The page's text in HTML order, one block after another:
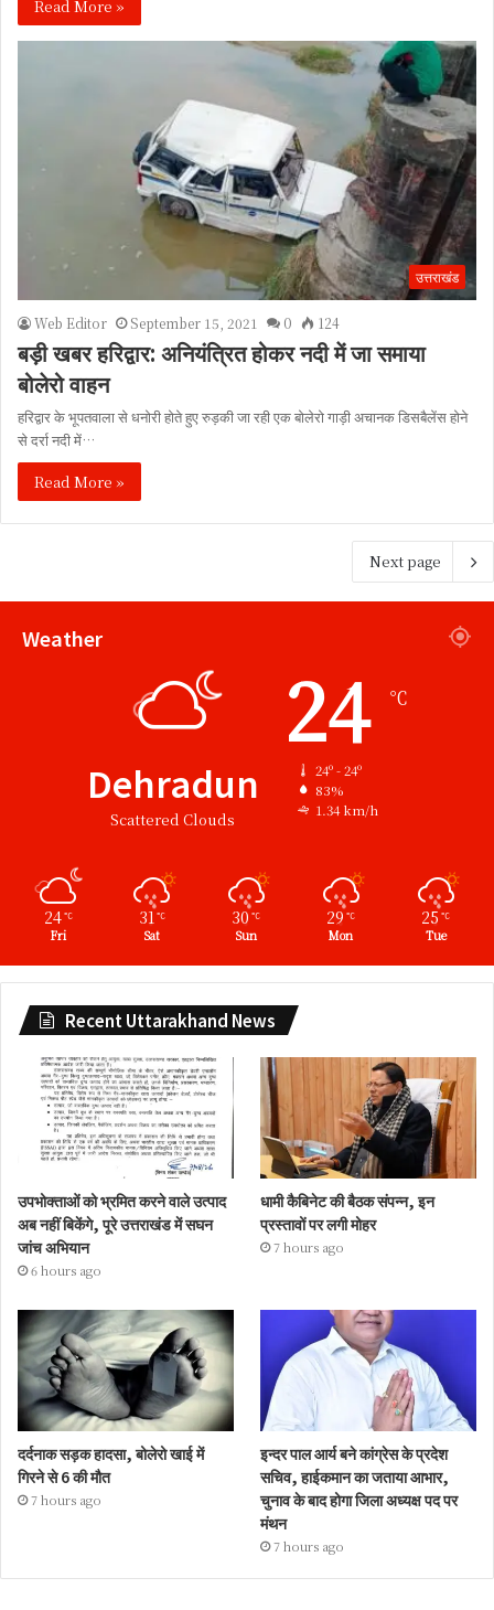
Read More »
उत्तराखंड
Web Editor September 15, 2021 0 124
बड़ी खबर हरिद्वार: अनियंत्रित होकर नदी में जा समाया
बोलेरो वाहन
हरिद्वार के भूपतवाला से धनोरी होते हुए रुड़की जा रही एक बोलेरो गाड़ी अचानक डिसबैलेंस होने
से दर्रा नदी में…
Read More »
Next page
Weather
Dehradun
Scattered Clouds
24 ℃
24º - 24º
83%
1.34 km/h
24 ℃
Fri
31 ℃
Sat
30℃
Sun
29℃
Mon
25℃
Tue
Recent Uttarakhand News
उपभोक्ताओं को भ्रमित करने वाले उत्पाद
अब नहीं बिकेंगे, पूरे उत्तराखंड में सघन
जांच अभियान
6 hours ago
धामी कैबिनेट की बैठक संपन्न, इन
प्रस्तावों पर लगी मोहर
7 hours ago
दर्दनाक सड़क हादसा, बोलेरो खाई में
गिरने से 6 की मौत
7 hours ago
इन्दर पाल आर्य बने कांग्रेस के प्रदेश
सचिव, हाईकमान का जताया आभार,
चुनाव के बाद होगा जिला अध्यक्ष पद पर
मंथन
7 hours ago